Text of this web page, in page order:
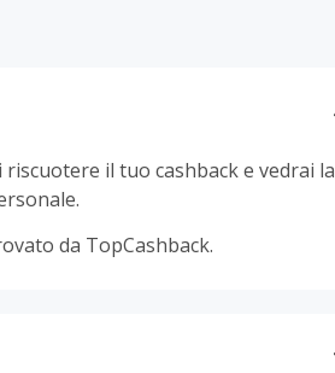
il tuo cashback e vedrai la
da TopCashback.